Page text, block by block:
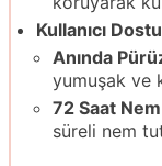
Kullanıcı
Anında
yumuşak ve
72 Saat
süreli nem